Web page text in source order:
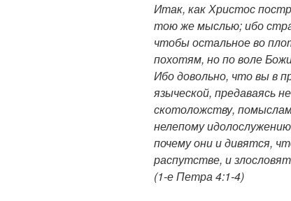
Итак, как Христос
тою же мыслью; ибо
чтобы остальное во
похотям, но по воле
Ибо довольно, что вы в
языческой, предаваясь
скотоложству,
нелепому
почему они и дивятся,
распутстве, и
(1-е Петра 4:1-4)